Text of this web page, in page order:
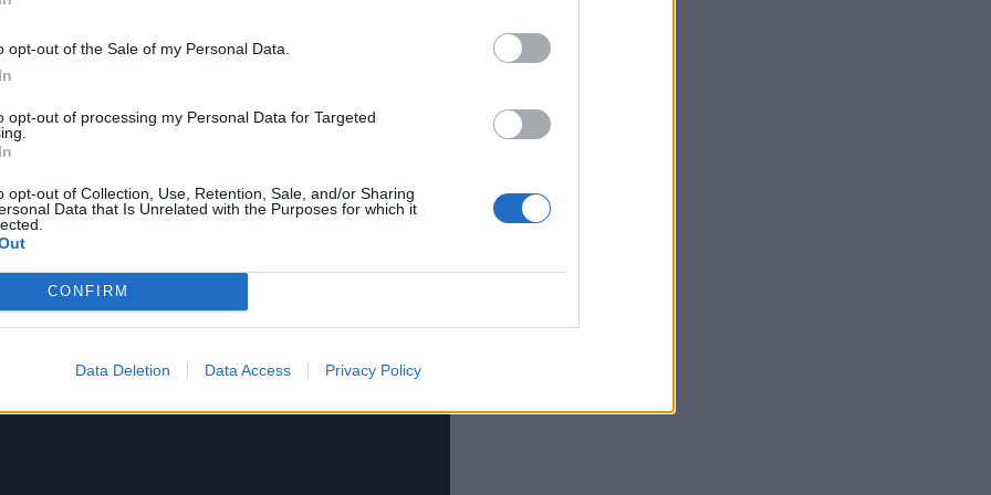
opt-out of the Sale of my Personal Data.
opt-out of processing my Personal Data for Targeted
opt-out of Collection, Use, Retention, Sale, and/or Sharing
Data that Is Unrelated with the Purposes for which it
CONFIRM
Data Deletion Data Access Privacy Policy
στις αίθουσες στις 21 Ιουλίου.